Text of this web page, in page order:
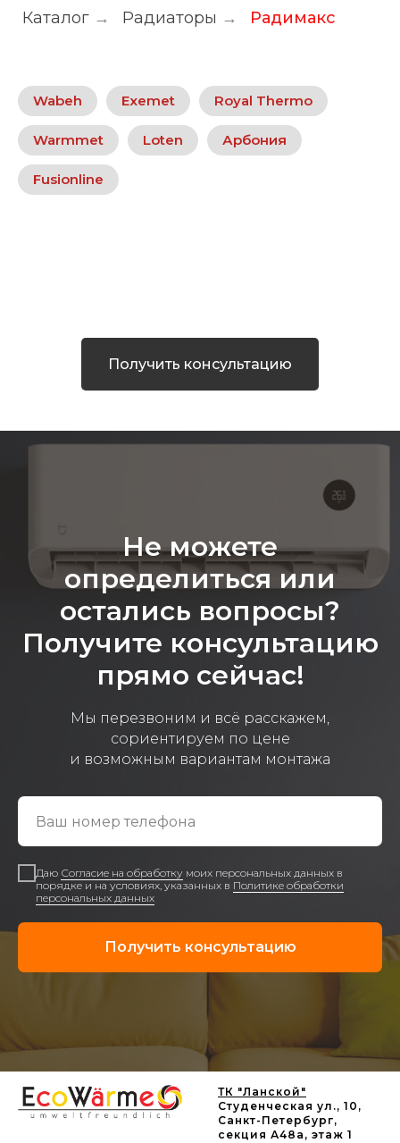
Каталог → Радиаторы → Радимакс
Wabeh Exemet Royal Thermo
Warmmet Loten Арбония
Fusionline
Получить консультацию
Не можете
определиться или
остались вопросы?
Получите консультацию
прямо сейчас!
Мы перезвоним и всё расскажем,
сориентируем по цене
и возможным вариантам монтажа
Даю Согласие на обработку моих персональных данных в
порядке и на условиях, указанных в Политике обработки
персональных данных
Получить консультацию
ТК "Ланской"
Студенческая ул., 10,
Санкт-Петербург,
секция А48а, этаж 1